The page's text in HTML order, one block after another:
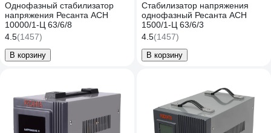
Однофазный стабилизатор
напряжения Ресанта АСН
10000/1-Ц 63/6/8
4.5(1457)
В корзину
Стабилизатор напряжения
однофазный Ресанта АСН
1500/1-Ц 63/6/3
4.5(1457)
В корзину